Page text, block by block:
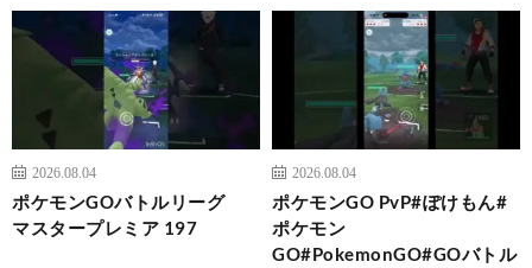
2026.08.04
ポケモンGOバトルリーグ
マスタープレミア 197
2026.08.04
ポケモンGO PvP#ぽけもん#
ポケモン
GO#PokemonGO#GOバトル